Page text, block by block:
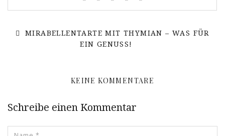
MIRABELLENTARTE MIT THYMIAN – WAS FÜR
EIN GENUSS!
KEINE KOMMENTARE
Schreibe einen Kommentar